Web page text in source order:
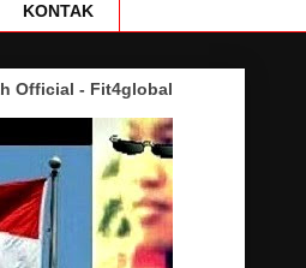
KONTAK
Official - Fit4global